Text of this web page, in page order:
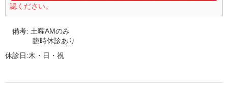
認ください。
備考: 土曜AMのみ
臨時休診あり
休診日:木・日・祝